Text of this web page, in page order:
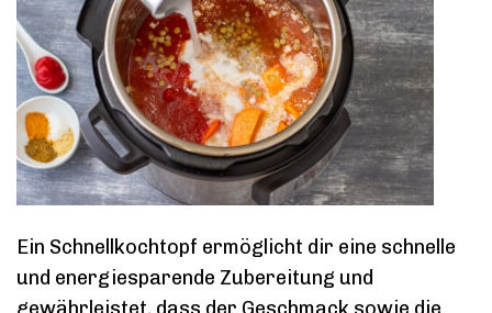
Ein Schnellkochtopf ermöglicht dir eine schnelle
und energiesparende Zubereitung und